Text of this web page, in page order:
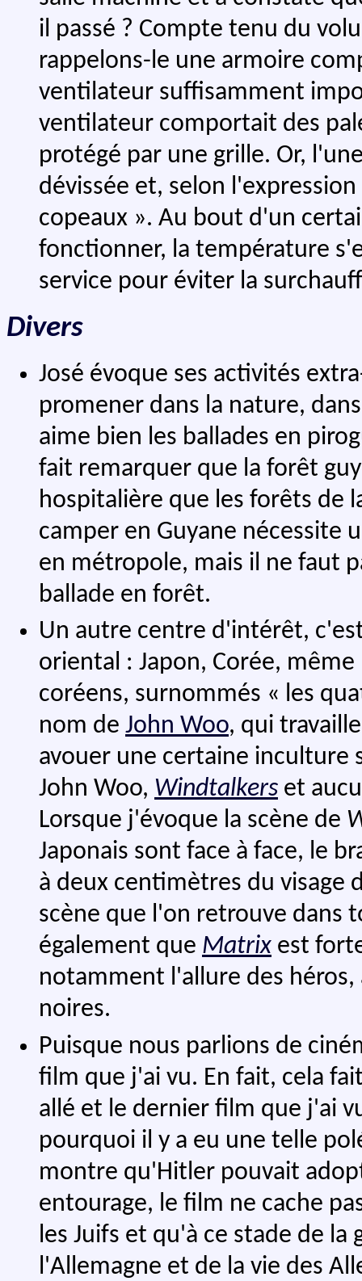
il passé ? Compte tenu du
rappelons-le une armoire
ventilateur suffisamment
ventilateur comportait des
protégé par une grille. Or,
dévissée et, selon
copeaux ». Au bout d'un
fonctionner, la température
service pour éviter la
Divers
José évoque ses activités
promener dans la nature,
aime bien les ballades en
fait remarquer que la forêt
hospitalière que les forêts de
camper en Guyane nécessite
en métropole, mais il ne faut
ballade en forêt.
Un autre centre d'intérêt,
oriental : Japon, Corée,
coréens, surnommés « les
nom de John Woo, qui
avouer une certaine inculture
John Woo, Windtalkers et
Lorsque j'évoque la scène de
Japonais sont face à face, le
à deux centimètres du visage
scène que l'on retrouve dans
également que Matrix est
notamment l'allure des
noires.
Puisque nous parlions de
film que j'ai vu. En fait, cela
allé et le dernier film que j'ai
pourquoi il y a eu une telle
montre qu'Hitler pouvait
entourage, le film ne cache
les Juifs et qu'à ce stade de
l'Allemagne et de la vie des